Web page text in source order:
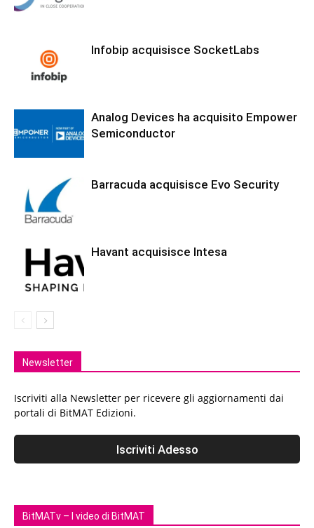
Infobip acquisisce SocketLabs
Analog Devices ha acquisito Empower
Semiconductor
Barracuda acquisisce Evo Security
Havant acquisisce Intesa
Newsletter
Iscriviti alla Newsletter per ricevere gli aggiornamenti dai
portali di BitMAT Edizioni.
BitMATv – I video di BitMAT